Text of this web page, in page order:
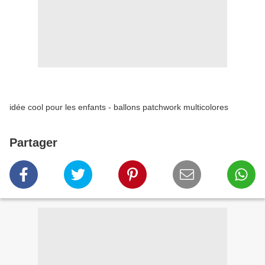
idée cool pour les enfants - ballons patchwork multicolores
Partager